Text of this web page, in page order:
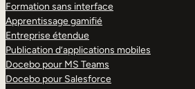
Formation sans interface
Apprentissage gamifié
Entreprise étendue
Publication d’applications mobiles
Docebo pour MS Teams
Docebo pour Salesforce